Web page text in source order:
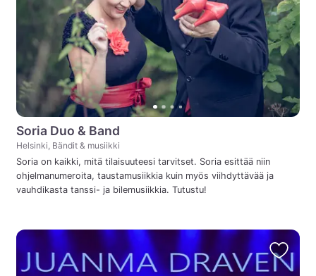
Soria Duo & Band
Helsinki, Bändit & musiikki
Soria on kaikki, mitä tilaisuuteesi tarvitset. Soria esittää niin
ohjelmanumeroita, taustamusiikkia kuin myös viihdyttävää ja
vauhdikasta tanssi- ja bilemusiikkia. Tutustu!